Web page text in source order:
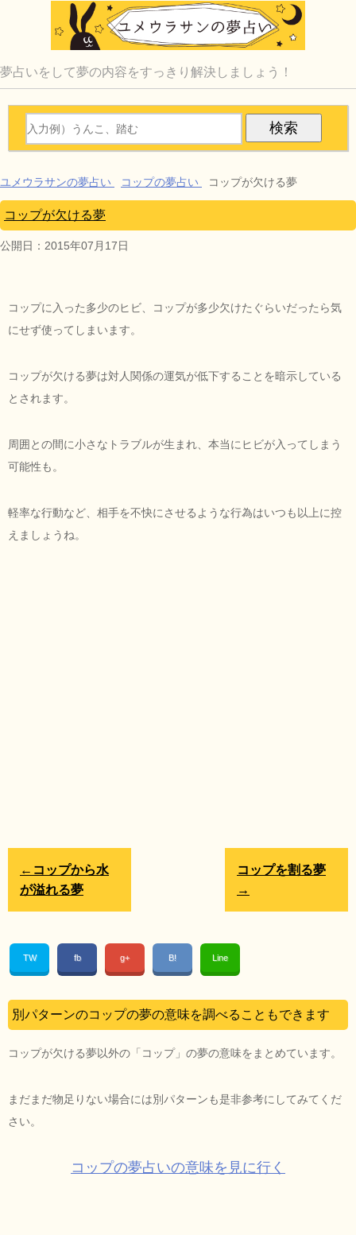
夢占いをして夢の内容をすっきり解決しましょう！
ユメウラサンの夢占い コップの夢占い コップが欠ける夢
コップが欠ける夢
公開日： 2015年07月17日
コップに入った多少のヒビ、コップが多少欠けたぐらいだったら気
にせず使ってしまいます。
コップが欠ける夢は対人関係の運気が低下することを暗示している
とされます。
周囲との間に小さなトラブルが生まれ、本当にヒビが入ってしまう
可能性も。
軽率な行動など、相手を不快にさせるような行為はいつも以上に控
えましょうね。
コップを割る夢
→
←コップから水
が溢れる夢
TW fb g+ B! Line
別パターンのコップの夢の意味を調べることもできます
コップが欠ける夢以外の「コップ」の夢の意味をまとめています。
まだまだ物足りない場合には別パターンも是非参考にしてみてくだ
さい。
コップの夢占いの意味を見に行く